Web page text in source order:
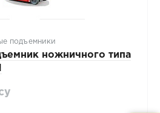
подъемники
ножничного типа